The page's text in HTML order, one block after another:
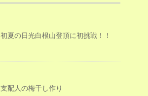
初夏の日光白根山登頂に初挑戦！！
支配人の梅干し作り